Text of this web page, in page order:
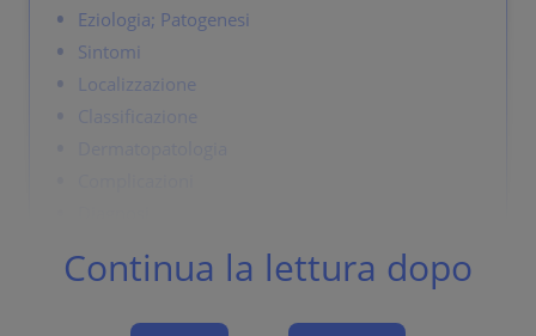
Eziologia; Patogenesi
Sintomi
Localizzazione
Terapia
Continua la lettura dopo